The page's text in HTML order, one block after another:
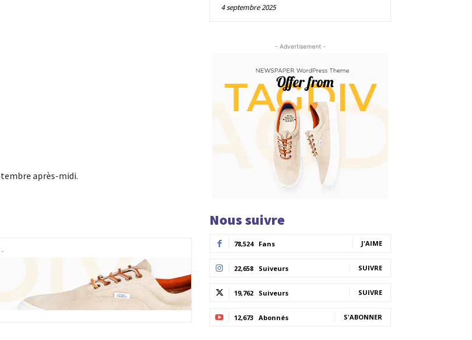
après-midi.
-
4 septembre 2025
- Advertisement -
Nous suivre
78,524 Fans J'AIME
22,658 Suiveurs SUIVRE
19,762 Suiveurs SUIVRE
12,673 Abonnés S'ABONNER